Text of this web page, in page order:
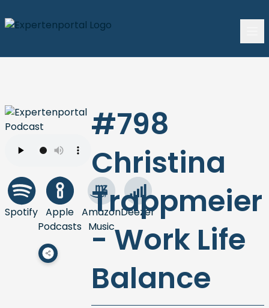
Spotify Apple
Podcasts
Amazon
Music
Deezer
#798
Christina
Trappmeier
- Work Life
Balance